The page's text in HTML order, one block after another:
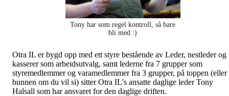
Tony har som regel kontroll, så bare
bli med :)
Otra IL er bygd opp med ett styre bestående av Leder, nestleder og
kasserer som arbeidsutvalg, samt lederne fra 7 grupper som
styremedlemmer og varamedlemmer fra 3 grupper, på toppen (eller
bunnen om du vil si) sitter Otra IL's ansatte daglige leder Tony
Halsall som har ansvaret for den daglige driften.